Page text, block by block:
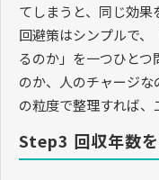
てしまうと、同じ効果
回避策はシンプルで
るのか」を一つひと
のか、人のチャージ
の粒度で整理すれば、
Step3 回収年数